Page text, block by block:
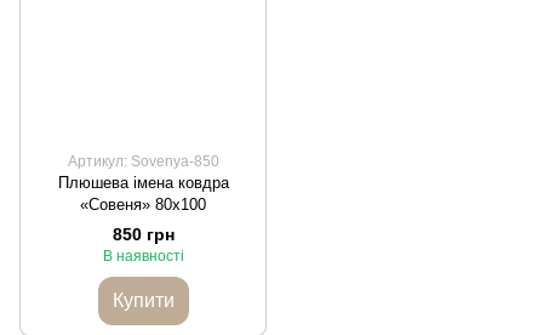
Артикул: Sovenya-850
Плюшева імена ковдра
«Совеня» 80x100
850 грн
В наявності
Купити